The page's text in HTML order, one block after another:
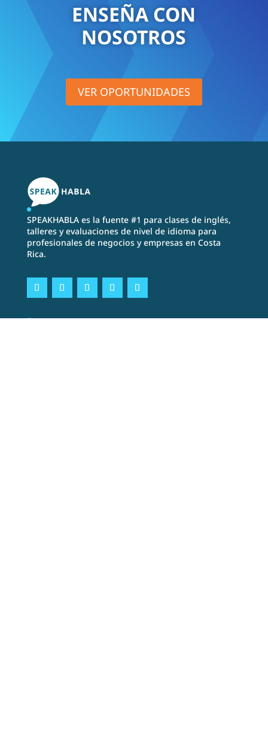
ENSEÑA CON
NOSOTROS
VER OPORTUNIDADES
SPEAKHABLA es la fuente #1 para clases de inglés,
talleres y evaluaciones de nivel de idioma para
profesionales de negocios y empresas en Costa
Rica.
Recursos